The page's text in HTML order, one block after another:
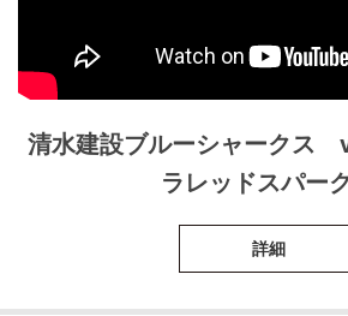
清水建設ブルーシャーク
ラレッドスパー
詳細